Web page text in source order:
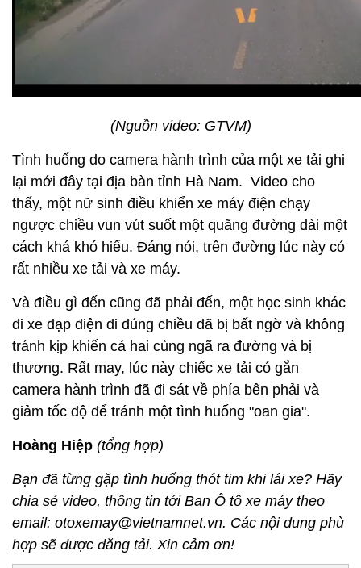
(Nguồn video: GTVM)
Tình huống do camera hành trình của một xe tải ghi
lại mới đây tại địa bàn tỉnh Hà Nam. Video cho
thấy, một nữ sinh điều khiển xe máy điện chạy
ngược chiều vun vút suốt một quãng đường dài một
cách khá khó hiểu. Đáng nói, trên đường lúc này có
rất nhiều xe tải và xe máy.
Và điều gì đến cũng đã phải đến, một học sinh khác
đi xe đạp điện đi đúng chiều đã bị bất ngờ và không
tránh kịp khiến cả hai cùng ngã ra đường và bị
thương. Rất may, lúc này chiếc xe tải có gắn
camera hành trình đã đi sát về phía bên phải và
giảm tốc độ để tránh một tình huống "oan gia".
Hoàng Hiệp (tổng hợp)
Bạn đã từng gặp tình huống thót tim khi lái xe? Hãy
chia sẻ video, thông tin tới Ban Ô tô xe máy theo
email: otoxemay@vietnamnet.vn. Các nội dung phù
hợp sẽ được đăng tải. Xin cảm ơn!